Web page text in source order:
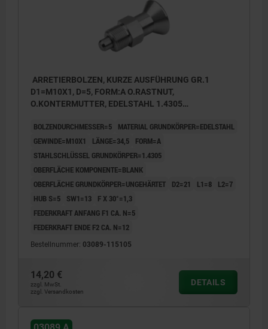
ARRETIERBOLZEN, KURZE AUSFÜHRUNG GR.1
D1=M10X1, D=5, FORM:A O.RASTNUT,
O.KONTERMUTTER, EDELSTAHL 1.4305
BOLZENDURCHMESSER=5
MATERIAL GRUNDKÖRPER=EDELSTAHL
GEWINDE=M10X1
LÄNGE=34,5
FORM=A
STAHLSCHLÜSSEL GRUNDKÖRPER=1.4305
OBERFLÄCHE KOMPONENTE=BLANK
OBERFLÄCHE GRUNDKÖRPER=UNGEHÄRTET
D2=21 L1=8
L2=7
HUB S=5
SW1=13
F X 30°=1,3
FEDERKRAFT ANFANG F1 CA. N=5
FEDERKRAFT ENDE F2 CA. N=12
Bestellnummer: 03089-115105
14,20 €
zzgl. MwSt.
zzgl. Versandkosten
DETAILS